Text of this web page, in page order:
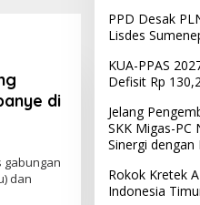
di
gabungan
dan
PPD Desak
Lisdes
KUA-PPAS
Defisit Rp
Jelang
SKK Migas-
Sinergi dengan
Rokok Kretek
Indonesia